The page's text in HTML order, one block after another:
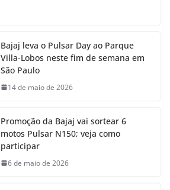
Bajaj leva o Pulsar Day ao Parque
Villa-Lobos neste fim de semana em
São Paulo
14 de maio de 2026
Promoção da Bajaj vai sortear 6
motos Pulsar N150; veja como
participar
6 de maio de 2026